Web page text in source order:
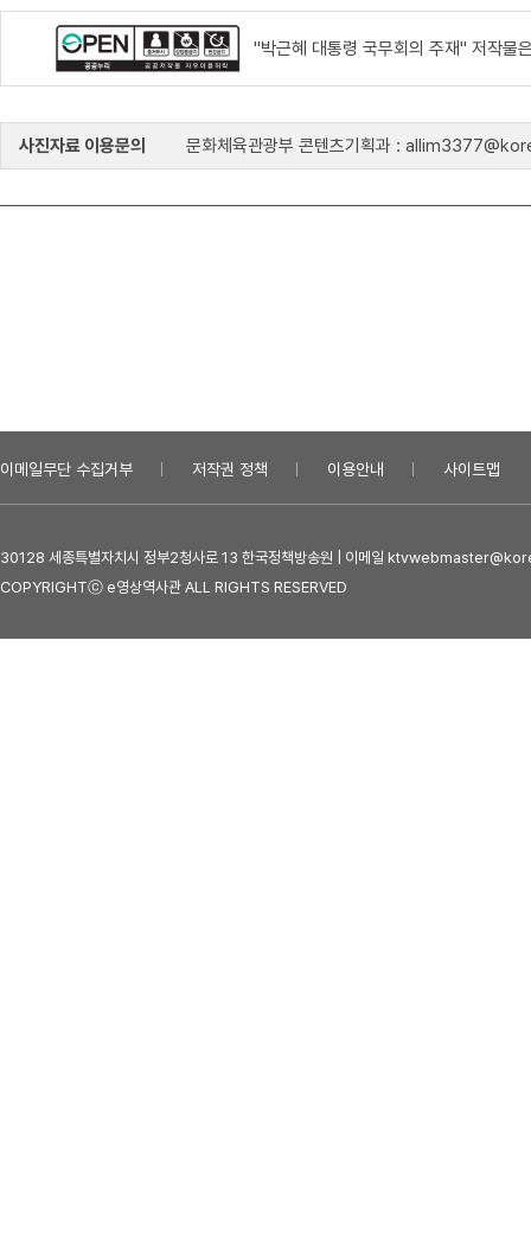
"박근혜 대통령 국무회의 주재" 저작물
사진자료 이용문의 문화체육관광부 콘텐츠기획과 :
이메일무단 수집거부 저작권 정책 이용안내 사이트맵
30128 세종특별자치시 정부2청사로 13 한국정책방송원 | 이메일
COPYRIGHTⓒ e영상역사관 ALL RIGHTS RESERVED